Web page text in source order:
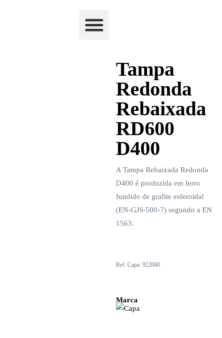
Tampa
Redonda
Rebaixada
RD600
D400
A Tampa Rebaixada Redonda
D400 é produzida em ferro
fundido de grafite esferoidal
(EN-GJS-500-7) segundo a EN
1563.
Ref. Capa: 922060
Marca